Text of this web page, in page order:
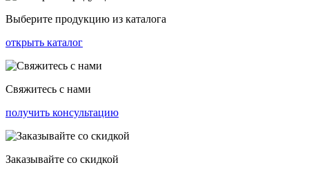
Выберите продукцию из каталога
открыть каталог
Свяжитесь с нами
получить консультацию
Заказывайте со скидкой